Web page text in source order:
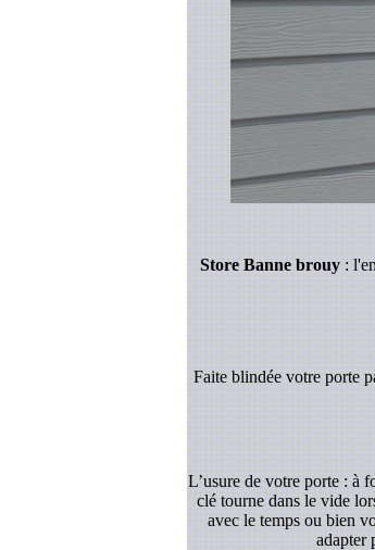
Store Banne brouy:
Faite blindée votre porte
L’usure de votre porte : à
clé tourne dans le vide
avec le temps ou bien
adapter